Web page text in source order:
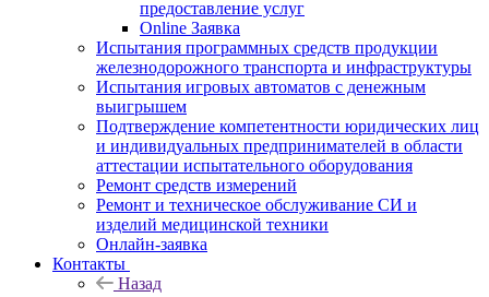
предоставление услуг
Online Заявка
Испытания программных средств продукции
железнодорожного транспорта и инфраструктуры
Испытания игровых автоматов с денежным
выигрышем
Подтверждение компетентности юридических лиц
и индивидуальных предпринимателей в области
аттестации испытательного оборудования
Ремонт средств измерений
Ремонт и техническое обслуживание СИ и
изделий медицинской техники
Онлайн-заявка
Контакты
Назад